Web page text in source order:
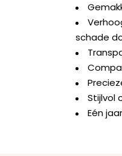
schade
Stijlvol
Eén